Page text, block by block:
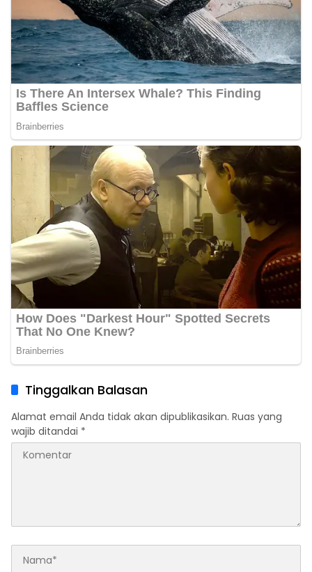
Tinggalkan Balasan
Alamat email Anda tidak akan dipublikasikan. Ruas yang
wajib ditandai *